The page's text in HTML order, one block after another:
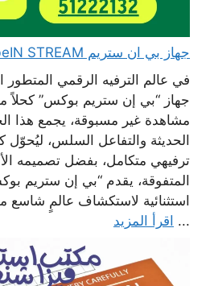
جهاز بي ان ستريم beIN STREAM الكويت مع اشتراك
في عالم الترفيه الرقمي المتطور
جهاز “بي إن ستريم بوكس” كحلاً
مشاهدة غير مسبوقة، يجمع هذا
الحديثة والتفاعل السلس، ليُحوّل
ترفيهي متكامل، بفضل تصميمه
المتفوقة، يقدم “بي إن ستريم
استثنائية لاستكشاف عالمٍ شاسع
... اقرأ المزيد